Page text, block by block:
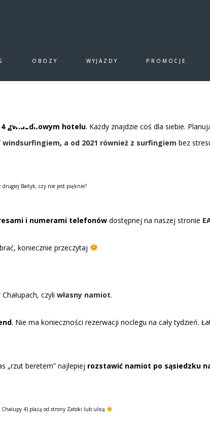
OBOZY WYJAZDY PROMOCJE
Jak znaleźć
jak znaleźć nocleg w Chałupach i Jastarni!
gwiazdkowym hotelu. Każdy znajdzie coś dla siebie.
windsurfingiem, a od 2021 również z surfingiem bez
drugiej Bałtyk, czy nie jest pięknie?
i numerami telefonów dostępnej na naszej stronie
koniecznie przeczytaj
czyli własny namiot.
. Nie ma konieczności rezerwacji noclegu na cały tydzień.
„rzut beretem” najlepiej rozstawić namiot po sąsiedzku
4) plażą od strony Zatoki lub ulicą